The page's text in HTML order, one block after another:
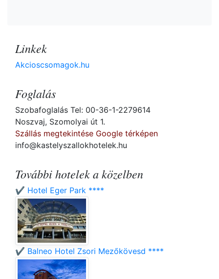
Linkek
Akcioscsomagok.hu
Foglalás
Szobafoglalás Tel: 00-36-1-2279614
Noszvaj, Szomolyai út 1.
Szállás megtekintése Google térképen
info@kastelyszallokhotelek.hu
További hotelek a közelben
✔️ Hotel Eger Park ****
✔️ Balneo Hotel Zsori Mezőkövesd ****